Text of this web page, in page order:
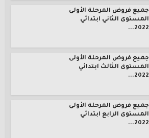
جميع فروض المرحلة الأولى
المستوى الثاني ابتدائي
2022...
جميع فروض المرحلة الأولى
المستوى الثالث ابتدائي
2022...
جميع فروض المرحلة الأولى
المستوى الرابع ابتدائي
2022...